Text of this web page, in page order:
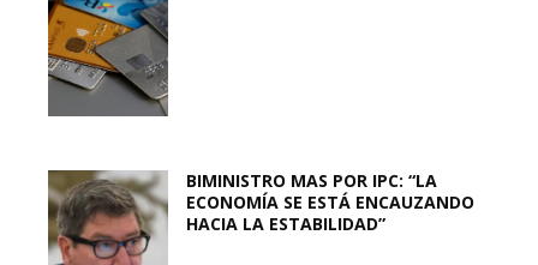
BIMINISTRO MAS POR IPC: “LA
ECONOMÍA SE ESTÁ ENCAUZANDO
HACIA LA ESTABILIDAD”